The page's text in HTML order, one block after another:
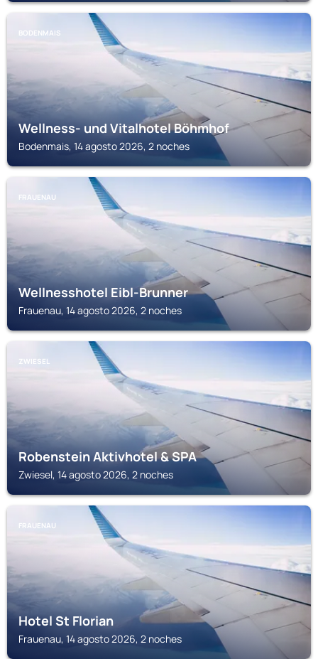
BODENMAIS
Wellness- und Vitalhotel Böhmhof
Bodenmais, 14 agosto 2026, 2 noches
FRAUENAU
Wellnesshotel Eibl-Brunner
Frauenau, 14 agosto 2026, 2 noches
ZWIESEL
Robenstein Aktivhotel & SPA
Zwiesel, 14 agosto 2026, 2 noches
FRAUENAU
Hotel St Florian
Frauenau, 14 agosto 2026, 2 noches